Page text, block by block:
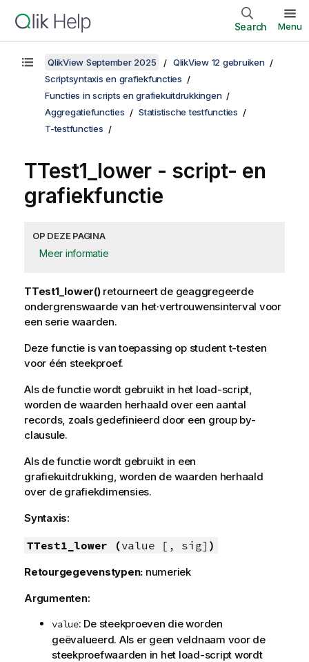
Search Menu
QlikView September 2025
QlikView 12 gebruiken
Scriptsyntaxis en grafiekfuncties
Functies in scripts en grafiekuitdrukkingen
Aggregatiefuncties
Statistische testfuncties
T-testfuncties
TTest1_lower - script- en
grafiekfunctie
OP DEZE PAGINA
Meer informatie
TTest1_lower()retourneert de geaggregeerde
ondergrenswaarde van het·vertrouwensinterval voor
een serie waarden.
Deze functie is van toepassing op student t-testen
voor één steekproef.
Als de functie wordt gebruikt in het load-script,
worden de waarden herhaald over een aantal
records, zoals gedefinieerd door een group by-
clausule.
Als de functie wordt gebruikt in een
grafiekuitdrukking, worden de waarden herhaald
over de grafiekdimensies.
Syntaxis:
TTest1_lower (value [, sig] )
Retourgegevenstypen: numeriek
Argumenten:
value: De steekproeven die worden
geëvalueerd. Als er geen veldnaam voor de
steekproefwaarden in het load-script wordt